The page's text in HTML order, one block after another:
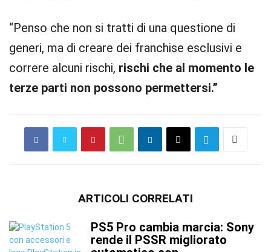
“Penso che non si tratti di una questione di
generi, ma di creare dei franchise esclusivi e
correre alcuni rischi, rischi che al momento le
terze parti non possono permettersi.”
ARTICOLI CORRELATI
PS5 Pro cambia marcia: Sony
rende il PSSR migliorato